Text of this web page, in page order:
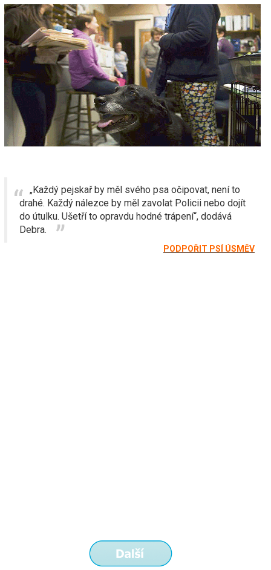
„Každý pejskař by měl svého psa očipovat, není to
drahé. Každý nálezce by měl zavolat Policii nebo dojít
do útulku. Ušetří to opravdu hodné trápení“, dodává
Debra.
PODPOŘIT PSÍ ÚSMĚV